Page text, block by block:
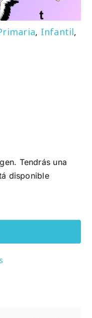
, Infantil,
Tendrás una
disponible